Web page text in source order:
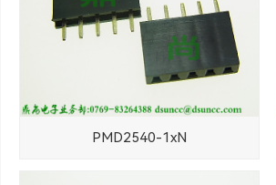
PMD2540-1xN